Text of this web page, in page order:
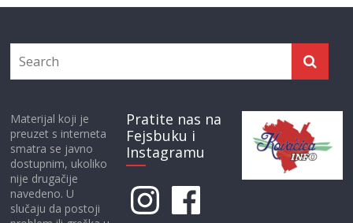
Materijal koji je
preuzet s interneta
smatra se javno
dostupnim, ukoliko
nije drugačije
navedeno. U
slučaju da postoji
Pratite nas na
Fejsbuku i
Instagramu
InstagramFacebook